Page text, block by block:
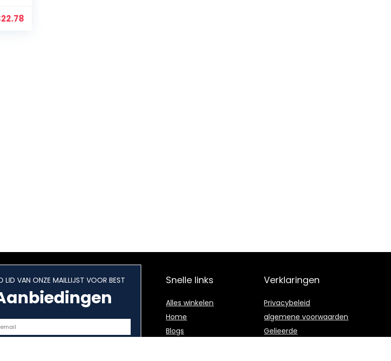
22.78
LID VAN ONZE MAILLIJST VOOR BEST Snelle links
Alles winkelen
Home
Blogs
Verklaringen
Privacybeleid
algemene voorwaarden
Gelieerde
openbaarmaking